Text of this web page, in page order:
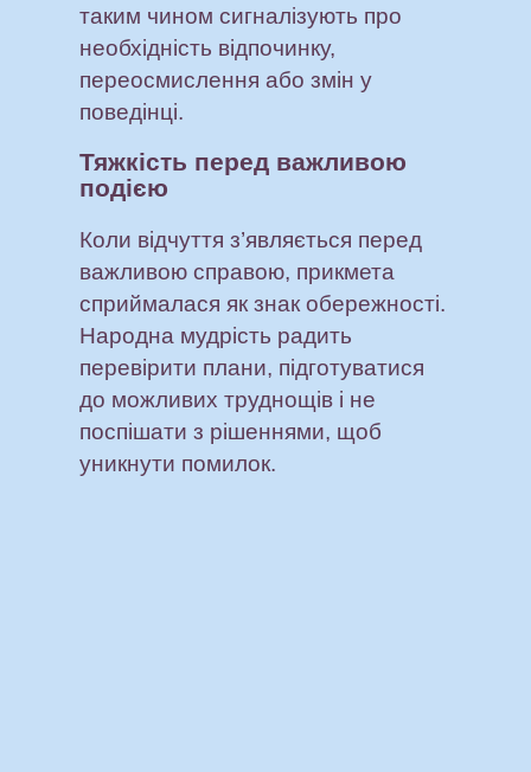
таким чином сигналізують про
необхідність відпочинку,
переосмислення або змін у
поведінці.
Тяжкість перед важливою
подією
Коли відчуття з’являється перед
важливою справою, прикмета
сприймалася як знак обережності.
Народна мудрість радить
перевірити плани, підготуватися
до можливих труднощів і не
поспішати з рішеннями, щоб
уникнути помилок.